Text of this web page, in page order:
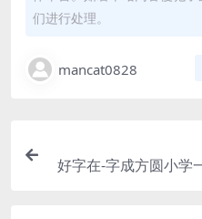
们进行处理。
mancat0828
好字在-字成方圆小学